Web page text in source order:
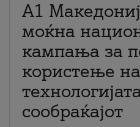
A1
моќна
кампања за
користење на
сообраќајот